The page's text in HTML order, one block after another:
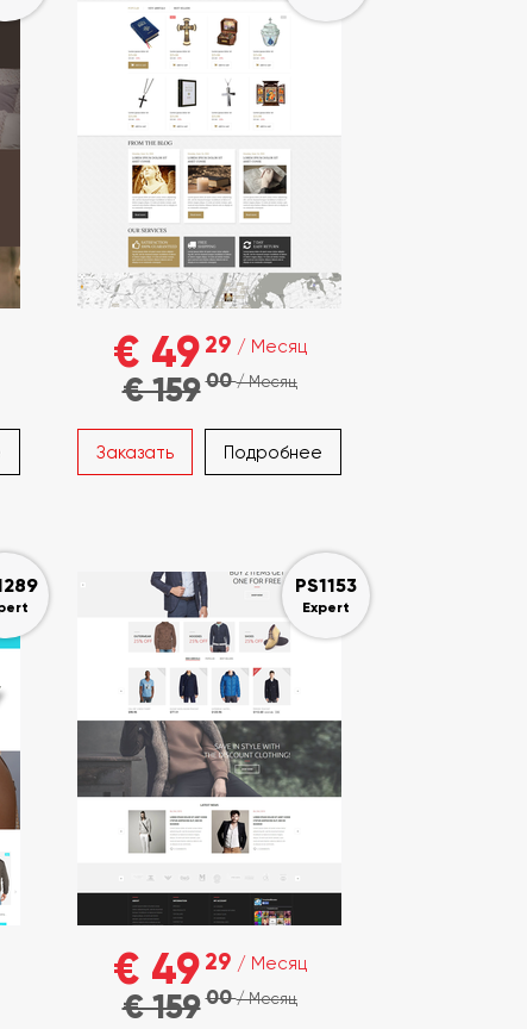
€ 49 29 / Месяц
€ 15900/ Месяц
Заказать Подробнее
PS1153
Expert
€ 49 29 / Месяц
€ 15900/ Месяц